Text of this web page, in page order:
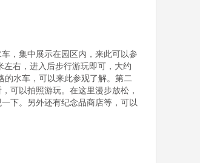
，集中展示在园区内，来此可以参
右，进入后步行游玩即可，大约
水车，可以来此参观了解。第二
可以拍照游玩。在这里漫步放松，
下。另外还有纪念品商店等，可以